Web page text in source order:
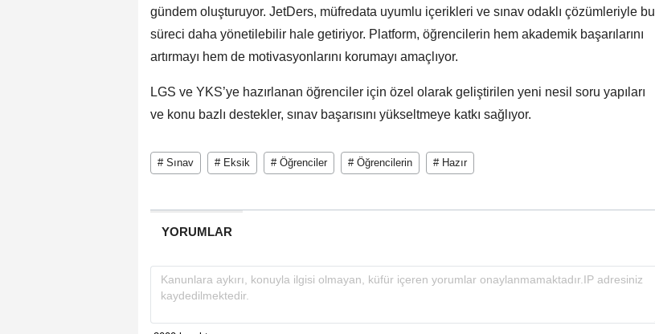
gündem oluşturuyor. JetDers, müfredata uyumlu içerikleri ve sınav odaklı çözümleriyle bu
süreci daha yönetilebilir hale getiriyor. Platform, öğrencilerin hem akademik başarılarını
artırmayı hem de motivasyonlarını korumayı amaçlıyor.
LGS ve YKS’ye hazırlanan öğrenciler için özel olarak geliştirilen yeni nesil soru yapıları
ve konu bazlı destekler, sınav başarısını yükseltmeye katkı sağlıyor.
# Sınav # Eksik # Öğrenciler # Öğrencilerin # Hazır
YORUMLAR